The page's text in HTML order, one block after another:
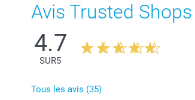
Avis Trusted
4.7
SUR5
Tous les avis (35)